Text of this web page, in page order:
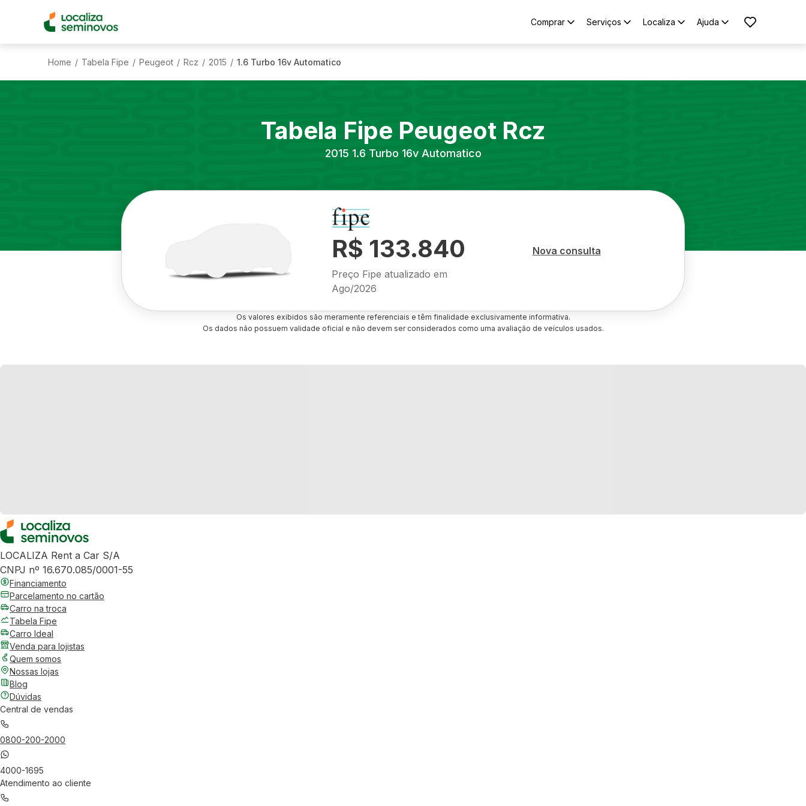
Comprar Serviços Localiza Ajuda
Home / Tabela Fipe / Peugeot / Rcz / 2015 / 1.6 Turbo 16v Automatico
Tabela Fipe Peugeot Rcz
2015 1.6 Turbo 16v Automatico
R$ 133.840
Preço Fipe atualizado em
Ago/2026
Nova consulta
Os valores exibidos são meramente referenciais e têm finalidade exclusivamente informativa.
Os dados não possuem validade oficial e não devem ser considerados como uma avaliação de veículos usados.
LOCALIZA Rent a Car S/A
CNPJ nº 16.670.085/0001-55
Financiamento
Parcelamento no cartão
Carro na troca
Tabela Fipe
Carro Ideal
Venda para lojistas
Quem somos
Nossas lojas
Blog
Dúvidas
Central de vendas
0800-200-2000
4000-1695
Atendimento ao cliente